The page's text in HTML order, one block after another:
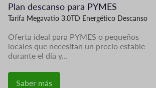
Plan descanso para PYMES
Tarifa Megavatio 3.0TD Energético Descanso
Oferta ideal para PYMES o pequeños
locales que necesitan un precio estable
durante el día y…
Saber más